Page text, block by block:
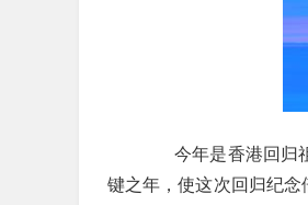
今年是香港回归祖
键之年，使这次回归纪